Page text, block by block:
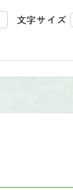
文字サイズ